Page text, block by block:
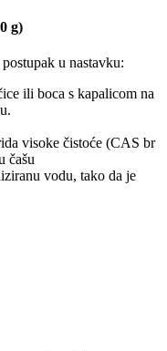
g)
u nastavku:
ili boca s kapalicom na
visoke čistoće (CAS br
čašu
vodu, tako da je